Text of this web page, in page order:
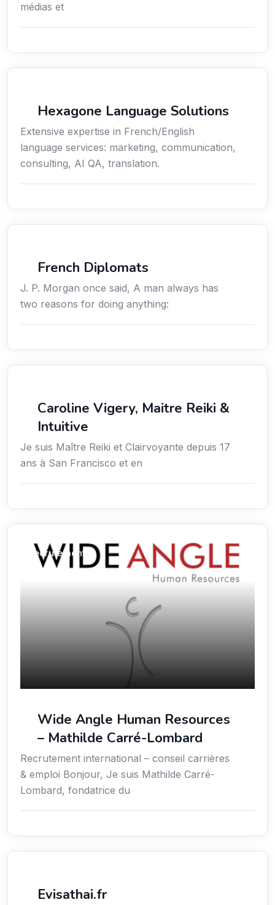
médias et
Hexagone Language Solutions
Extensive expertise in French/English
language services: marketing, communication,
consulting, AI QA, translation.
French Diplomats
J. P. Morgan once said, A man always has
two reasons for doing anything:
Caroline Vigery, Maitre Reiki &
Intuitive
Je suis Maître Reiki et Clairvoyante depuis 17
ans à San Francisco et en
Recrutement
Wide Angle Human Resources
– Mathilde Carré-Lombard
Recrutement international – conseil carrières
& emploi Bonjour, Je suis Mathilde Carré-
Lombard, fondatrice du
Evisathai.fr